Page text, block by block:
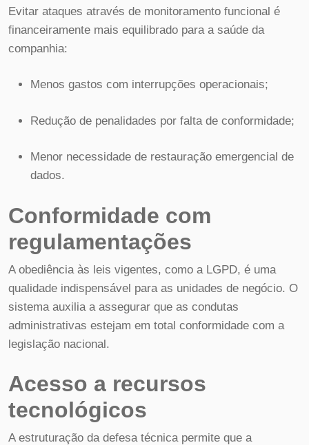
Evitar ataques através de monitoramento funcional é
financeiramente mais equilibrado para a saúde da
companhia:
Menos gastos com interrupções operacionais;
Redução de penalidades por falta de conformidade;
Menor necessidade de restauração emergencial de
dados.
Conformidade com
regulamentações
A obediência às leis vigentes, como a LGPD, é uma
qualidade indispensável para as unidades de negócio. O
sistema auxilia a assegurar que as condutas
administrativas estejam em total conformidade com a
legislação nacional.
Acesso a recursos
tecnológicos
A estruturação da defesa técnica permite que a